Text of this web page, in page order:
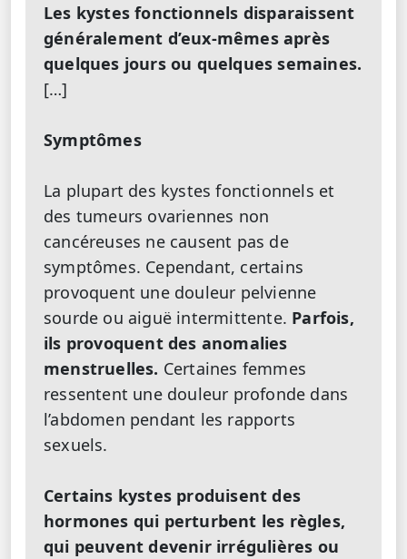
Les kystes fonctionnels disparaissent
généralement d’eux-mêmes après
quelques jours ou quelques semaines.
[…]
Symptômes
La plupart des kystes fonctionnels et
des tumeurs ovariennes non
cancéreuses ne causent pas de
symptômes. Cependant, certains
provoquent une douleur pelvienne
sourde ou aiguë intermittente. Parfois,
ils provoquent des anomalies
menstruelles. Certaines femmes
ressentent une douleur profonde dans
l’abdomen pendant les rapports
sexuels.
Certains kystes produisent des
hormones qui perturbent les règles,
qui peuvent devenir irrégulières ou